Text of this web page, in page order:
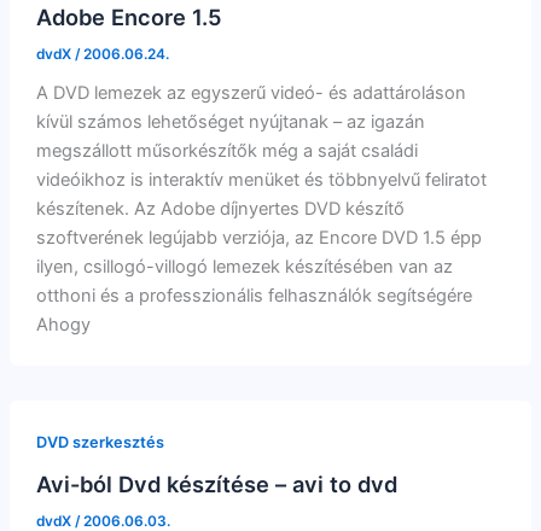
Adobe Encore 1.5
dvdX /2006.06.24.
A DVD lemezek az egyszerű videó- és adattároláson
kívül számos lehetőséget nyújtanak – az igazán
megszállott műsorkészítők még a saját családi
videóikhoz is interaktív menüket és többnyelvű feliratot
készítenek. Az Adobe díjnyertes DVD készítő
szoftverének legújabb verziója, az Encore DVD 1.5 épp
ilyen, csillogó-villogó lemezek készítésében van az
otthoni és a professzionális felhasználók segítségére
Ahogy
DVD szerkesztés
Avi-ból Dvd készítése – avi to dvd
dvdX /2006.06.03.